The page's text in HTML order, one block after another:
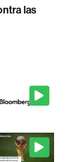
las